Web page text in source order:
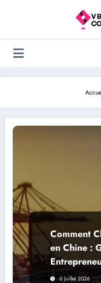
Comment
en Chine :
via Alibaba
6 Juillet 2026